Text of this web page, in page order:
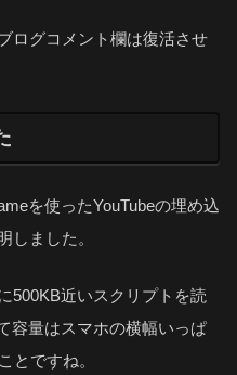
ログコメント欄は復活させ
を使ったYouTubeの埋め込
しました。
500KB近いスクリプトを読
容量はスマホの横幅いっぱ
とですね。